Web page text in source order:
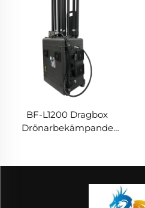
BF-L1200 Dragbox
Drönarbekämpande